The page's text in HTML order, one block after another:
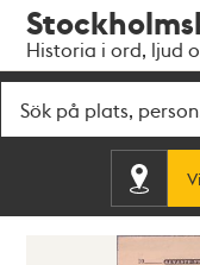
navigationen
huvudinnehållet
Historia i ord, ljud